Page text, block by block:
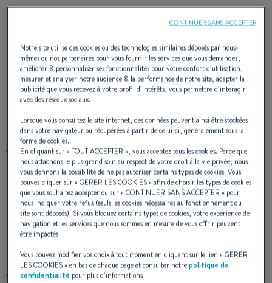
Un dériveur moderne planant et sûr, qui offre
de nouvelles sensations même aux
débutants.Léger, rapide, et fun, il a toutes les
qualités pour vous rendre
ARCHITECTE NAVAL: SAMUEL MANUARD
DESIGN: SITO
CONCEPT ET R&D: SEASCAPE
SAILING EXPERIENCE
Notre site utilise des cookies ou des technologies similaires déposés par nous-
mêmes ou nos partenaires pour vous fournir les services que vous demandez,
améliorer & personnaliser ses fonctionnalités pour votre confort d’utilisation,
mesurer et analyser notre audience & la performance de notre site, adapter la
publicité que vous recevez à votre profil d’intérêts, vous permettre d’interagir
avec des réseaux sociaux.
Lorsque vous consultez le site internet, des données peuvent ainsi être stockées
dans votre navigateur ou récupérées à partir de celui-ci, généralement sous la
forme de cookies.
En cliquant sur «TOUT ACCEPTER », vous acceptez tous les cookies. Parce que
nous attachons le plus grand soin au respect de votre droit à la vie privée, nous
vous donnons la possibilité de ne pas autoriser certains types de cookies. Vous
pouvez cliquer sur «GERER LES COOKIES» afin de choisir les types de cookies
que vous souhaitez accepter ou sur «CONTINUER SANS ACCEPTER » pour
nous indiquer votre refus (seuls les cookies nécessaires au fonctionnement du
site sont déposés). Si vous bloquez certains types de cookies, votre expérience de
navigation et les services que nous sommes en mesure de vous offrir peuvent
être impactés.
Vous pouvez modifier vos choix à tout moment en cliquant sur le lien «GERER
LES COOKIES» en bas de chaque page et consulter notrepolitique de
confidentialité pour plus d’informations
CONTINUER SANS ACCEPTER